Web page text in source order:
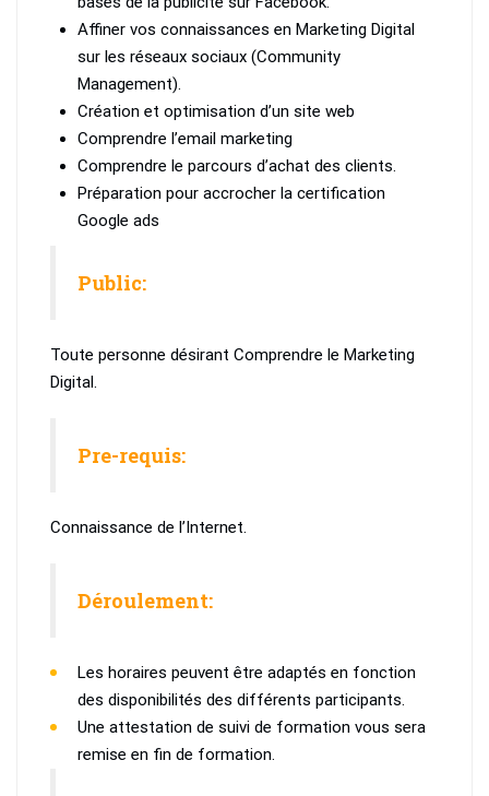
Affiner vos connaissances en Marketing Digital
sur les réseaux sociaux (Community
Management).
Création et optimisation d’un site web
Comprendre l’email marketing
Comprendre le parcours d’achat des clients.
Préparation pour accrocher la certification
Google ads
Public:
Toute personne désirant Comprendre le Marketing
Digital.
Pre-requis:
Connaissance de l’Internet.
Déroulement:
Les horaires peuvent être adaptés en fonction
des disponibilités des différents participants.
Une attestation de suivi de formation vous sera
remise en fin de formation.